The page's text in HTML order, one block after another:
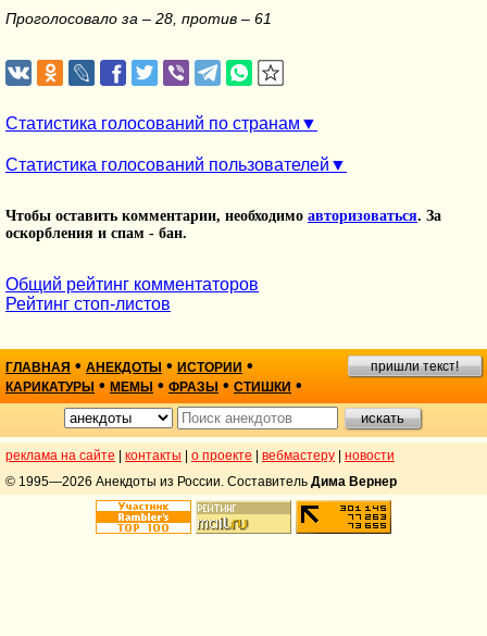
Проголосовало за – 28, против – 61
Статистика голосований по странам
Статистика голосований пользователей
Чтобы оставить комментарии, необходимо авторизоваться. За
оскорбления и спам - бан.
Общий рейтинг комментаторов
Рейтинг стоп-листов
ГЛАВНАЯ • АНЕКДОТЫ • ИСТОРИИ •
КАРИКАТУРЫ • МЕМЫ • ФРАЗЫ • СТИШКИ •
пришли текст!
реклама на сайте контакты о проекте вебмастеру
новости
© 1995—2026 Анекдоты из России. Составитель Дима Вернер